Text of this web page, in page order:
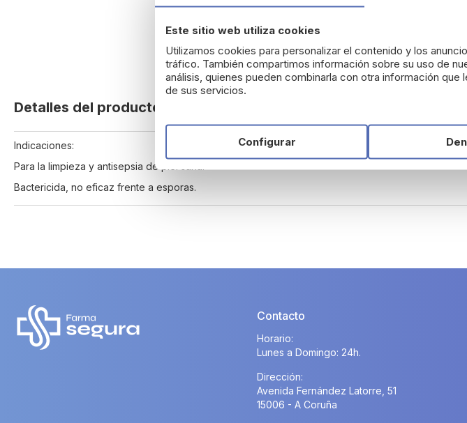
the
of
the
images
Detalles del producto
Indicaciones:
Para la limpieza y antisepsia de piel sana.
Bactericida, no eficaz frente a esporas.
Este sitio web utiliza cookies
Utilizamos cookies para personalizar el contenido y los
tráfico. También compartimos información sobre su uso de
análisis, quienes pueden combinarla con otra información
de sus servicios.
Configurar
Contacto
Horario:
Lunes a Domingo: 24h.
Dirección:
Avenida Fernández Latorre, 51
15006 - A Coruña